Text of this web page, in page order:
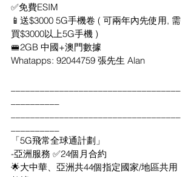
✅免費ESIM
📱送$3000 5G手機卷 ( 可兩年內先使用, 需
買$3000以上5G手機 )
🚝2GB 中國+澳門數據
Whatapps: 92044759 張先生 Alan
「5G飛常全球通計劃」
-亞洲服務 ✅24個月合約
🌟大中華、亞洲共44個指定國家/地區共用